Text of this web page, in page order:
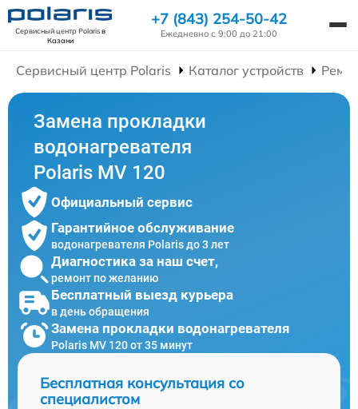
Сервисный центр Polarisв
Казани
+7 (843) 254-50-42
Ежедневно с 9:00 до 21:00
Сервисный центр Polaris Каталог устройств
Замена прокладки
водонагревателя
Polaris MV 120
Официальный сервис
Гарантийное обслуживание
водонагревателя Polaris до 3 лет
Диагностика за наш счет,
ремонт по желанию
Бесплатный выезд курьера
в день обращения
Замена прокладки водонагревателя
Polaris MV 120 от 35 минут
Бесплатная консультация со
специалистом